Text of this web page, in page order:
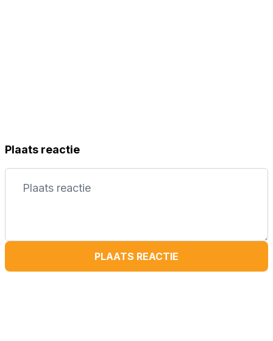
Plaats reactie
PLAATS REACTIE